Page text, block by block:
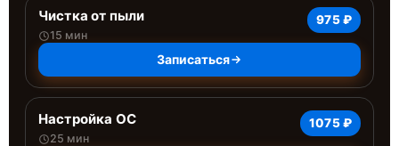
Чистка от пыли
15 мин
975 ₽
Записаться
Настройка ОС
25 мин
1075 ₽